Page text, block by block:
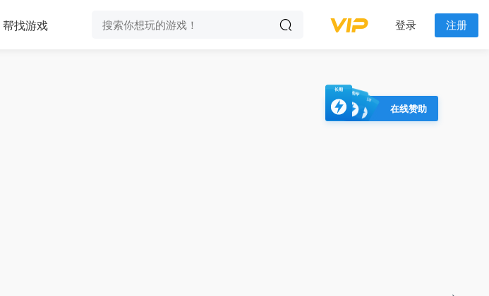
帮找游戏 登录 注册
长期
包年
包月
在线赞助